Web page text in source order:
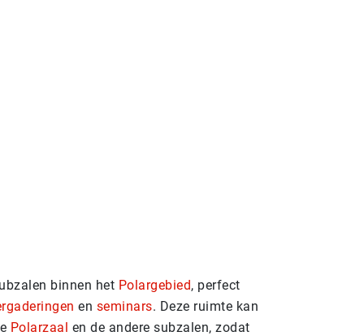
binnen het Polargebied, perfect
en seminars. Deze ruimte kan
Polarzaal en de andere subzalen, zodat